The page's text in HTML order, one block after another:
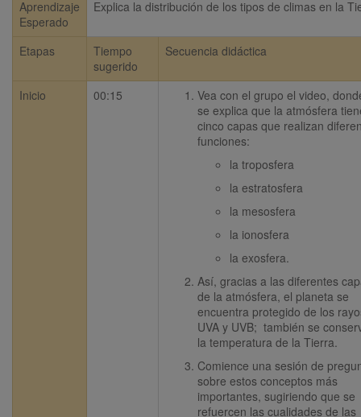
Aprendizaje
Esperado
Explica la distribución de los tipos de climas en la
Etapas
Tiempo
sugerido
Secuencia didáctica
Inicio 00:15
Vea con el grupo el video,
se explica que la atmósfera
cinco capas que realizan
funciones:
la troposfera
la estratosfera
la mesosfera
la ionosfera
la exosfera.
Así, gracias a las diferentes
de la atmósfera, el planeta se
encuentra protegido de los
UVA y UVB;  también se
la temperatura de la Tierra.
Comience una sesión de
sobre estos conceptos más
importantes, sugiriendo que se
refuercen las cualidades de las